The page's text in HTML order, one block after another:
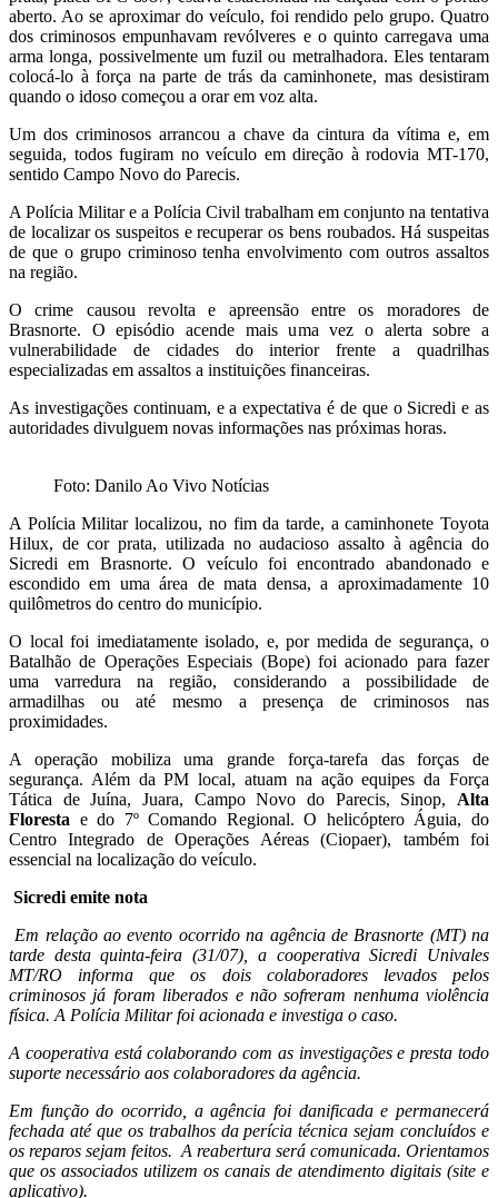
aberto. Ao se aproximar do veículo, foi rendido pelo grupo. Quatro
dos criminosos empunhavam revólveres e o quinto carregava uma
arma longa, possivelmente um fuzil ou metralhadora. Eles tentaram
colocá-lo à força na parte de trás da caminhonete, mas desistiram
quando o idoso começou a orar em voz alta.
Um dos criminosos arrancou a chave da cintura da vítima e, em
seguida, todos fugiram no veículo em direção à rodovia MT-170,
sentido Campo Novo do Parecis.
A Polícia Militar e a Polícia Civil trabalham em conjunto na tentativa
de localizar os suspeitos e recuperar os bens roubados. Há suspeitas
de que o grupo criminoso tenha envolvimento com outros assaltos
na região.
O crime causou revolta e apreensão entre os moradores de
Brasnorte. O episódio acende mais uma vez o alerta sobre a
vulnerabilidade de cidades do interior frente a quadrilhas
especializadas em assaltos a instituições financeiras.
As investigações continuam, e a expectativa é de que o Sicredi e as
autoridades divulguem novas informações nas próximas horas.
Foto: Danilo Ao Vivo Notícias
A Polícia Militar localizou, no fim da tarde, a caminhonete Toyota
Hilux, de cor prata, utilizada no audacioso assalto à agência do
Sicredi em Brasnorte. O veículo foi encontrado abandonado e
escondido em uma área de mata densa, a aproximadamente 10
quilômetros do centro do município.
O local foi imediatamente isolado, e, por medida de segurança, o
Batalhão de Operações Especiais (Bope) foi acionado para fazer
uma varredura na região, considerando a possibilidade de
armadilhas ou até mesmo a presença de criminosos nas
proximidades.
A operação mobiliza uma grande força-tarefa das forças de
segurança. Além da PM local, atuam na ação equipes da Força
Tática de Juína, Juara, Campo Novo do Parecis, Sinop, Alta
Floresta e do 7º Comando Regional. O helicóptero Águia, do
Centro Integrado de Operações Aéreas (Ciopaer), também foi
essencial na localização do veículo.
Sicredi emite nota
Em relação ao evento ocorrido na agência de Brasnorte (MT) na
tarde desta quinta-feira (31/07), a cooperativa Sicredi Univales
MT/RO informa que os dois colaboradores levados pelos
criminosos já foram liberados e não sofreram nenhuma violência
física. A Polícia Militar foi acionada e investiga o caso.
A cooperativa está colaborando com as investigações e presta todo
suporte necessário aos colaboradores da agência.
Em função do ocorrido, a agência foi danificada e permanecerá
fechada até que os trabalhos da perícia técnica sejam concluídos e
os reparos sejam feitos. A reabertura será comunicada. Orientamos
que os associados utilizem os canais de atendimento digitais (site e
aplicativo).